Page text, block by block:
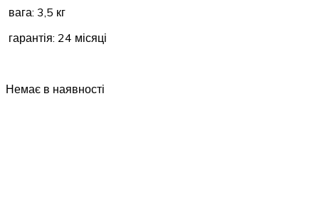
вага: 3,5 кг
гарантія: 24 місяці
Немає в наявності